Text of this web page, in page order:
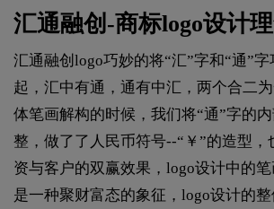
汇通融创-商标logo设计
汇通融创logo巧妙的将“汇”字和“通”
起，汇中有通，通有中汇，两个合二
体笔画解构的时候，我们将“通”字的
整，做了了人民币符号--“￥”的造型，
资与客户的双赢效果，logo设计中的笔
是一种聚财富态的象征，logo设计的